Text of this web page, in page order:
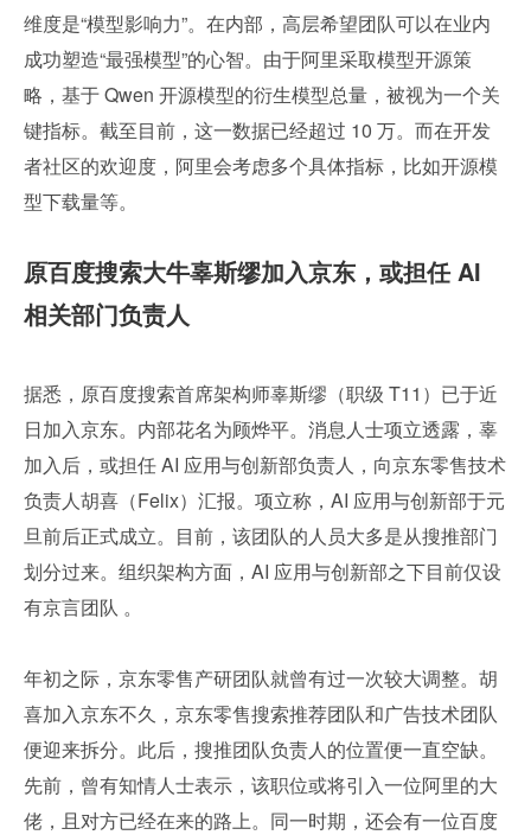
维度是“模型影响力”。在内部，高层希望团队可以在业内
成功塑造“最强模型”的心智。由于阿里采取模型开源策
略，基于 Qwen 开源模型的衍生模型总量，被视为一个关
键指标。截至目前，这一数据已经超过 10 万。而在开发
者社区的欢迎度，阿里会考虑多个具体指标，比如开源模
型下载量等。
原百度搜索大牛辜斯缪加入京东，或担任 AI
相关部门负责人
据悉，原百度搜索首席架构师辜斯缪（职级 T11）已于近
日加入京东。内部花名为顾烨平。消息人士项立透露，辜
加入后，或担任 AI 应用与创新部负责人，向京东零售技术
负责人胡喜（Felix）汇报。项立称，AI 应用与创新部于元
旦前后正式成立。目前，该团队的人员大多是从搜推部门
划分过来。组织架构方面，AI 应用与创新部之下目前仅设
有京言团队 。
年初之际，京东零售产研团队就曾有过一次较大调整。胡
喜加入京东不久，京东零售搜索推荐团队和广告技术团队
便迎来拆分。此后，搜推团队负责人的位置便一直空缺。
先前，曾有知情人士表示，该职位或将引入一位阿里的大
佬，且对方已经在来的路上。同一时期，还会有一位百度